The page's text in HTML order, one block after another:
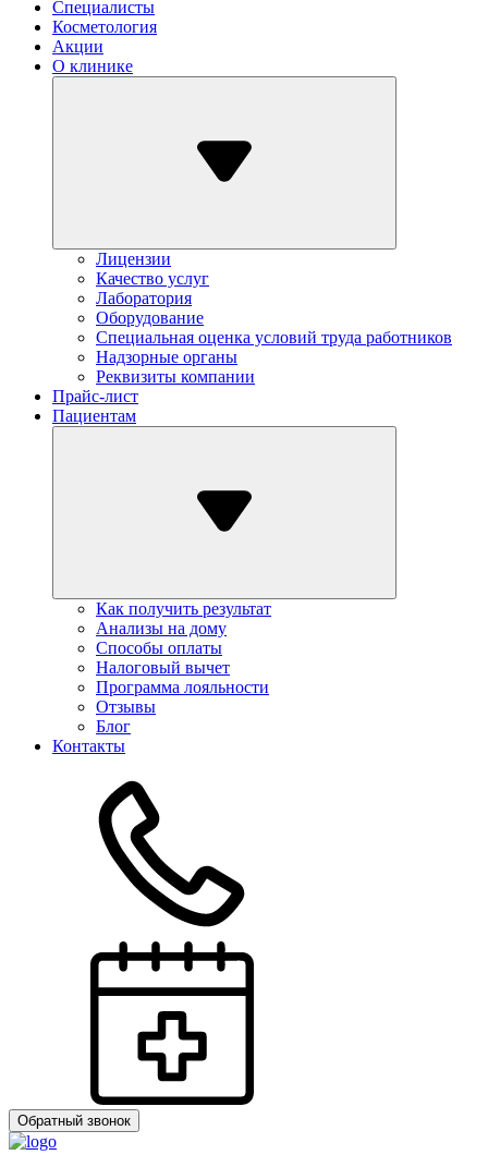
Специалисты
Косметология
Акции
О клинике
Лицензии
Качество услуг
Лаборатория
Оборудование
Специальная оценка условий труда работников
Надзорные органы
Реквизиты компании
Прайс-лист
Пациентам
Как получить результат
Анализы на дому
Способы оплаты
Налоговый вычет
Программа лояльности
Отзывы
Блог
Контакты
Обратный звонок